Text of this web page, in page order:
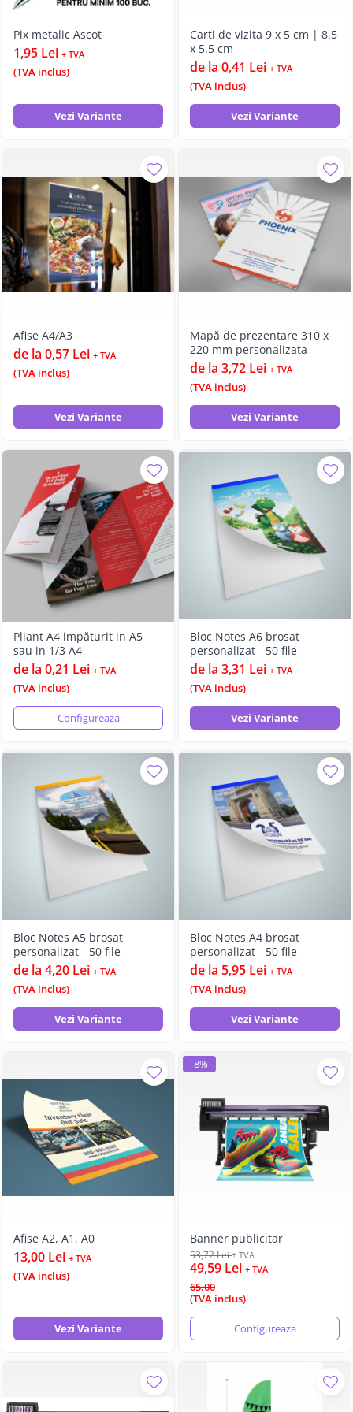
Pix metalic Ascot
1,95 Lei + TVA
(TVA inclus)
Vezi Variante
Carti de vizita 9 x 5 cm | 8.5
x 5.5 cm
de la 0,41 Lei + TVA
(TVA inclus)
Vezi Variante
Afise A4/A3
de la 0,57 Lei + TVA
(TVA inclus)
Vezi Variante
Mapă de prezentare 310 x
220 mm personalizata
de la 3,72 Lei + TVA
(TVA inclus)
Vezi Variante
Pliant A4 impăturit in A5
sau in 1/3 A4
de la 0,21 Lei + TVA
(TVA inclus)
Configureaza
Bloc Notes A6 brosat
personalizat - 50 file
de la 3,31 Lei + TVA
(TVA inclus)
Vezi Variante
Bloc Notes A5 brosat
personalizat - 50 file
de la 4,20 Lei + TVA
(TVA inclus)
Vezi Variante
Bloc Notes A4 brosat
personalizat - 50 file
de la 5,95 Lei + TVA
(TVA inclus)
Vezi Variante
Afise A2, A1, A0
13,00 Lei + TVA
(TVA inclus)
Vezi Variante
-8%
Banner publicitar
53,72 Lei+ TVA
49,59 Lei + TVA
65,00
(TVA inclus)
Configureaza